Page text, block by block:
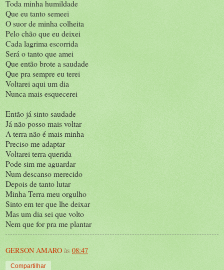
Toda minha humildade
Que eu tanto semeei
O suor de minha colheita
Pelo chão que eu deixei
Cada lagrima escorrida
Será o tanto que amei
Que então brote a saudade
Que pra sempre eu terei
Voltarei aqui um dia
Nunca mais esquecerei
Então já sinto saudade
Já não posso mais voltar
A terra não é mais minha
Preciso me adaptar
Voltarei terra querida
Pode sim me aguardar
Num descanso merecido
Depois de tanto lutar
Minha Terra meu orgulho
Sinto em ter que lhe deixar
Mas um dia sei que volto
Nem que for pra me plantar
GERSON AMARO às 08:47
Compartilhar